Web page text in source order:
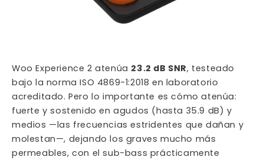
Woo Experience 2 atenúa 23.2 dB SNR, testeado
bajo la norma ISO 4869-1:2018 en laboratorio
acreditado. Pero lo importante es cómo atenúa:
fuerte y sostenido en agudos (hasta 35.9 dB) y
medios —las frecuencias estridentes que dañan y
molestan—, dejando los graves mucho más
permeables, con el sub-bass prácticamente